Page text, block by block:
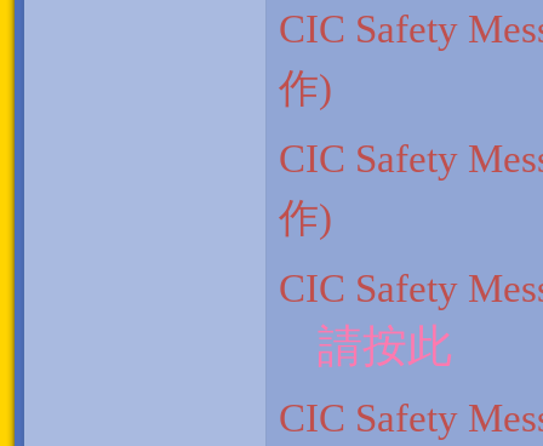
CIC Safety
作)
CIC Safety
作)
CIC Safety
請按此
CIC Safety